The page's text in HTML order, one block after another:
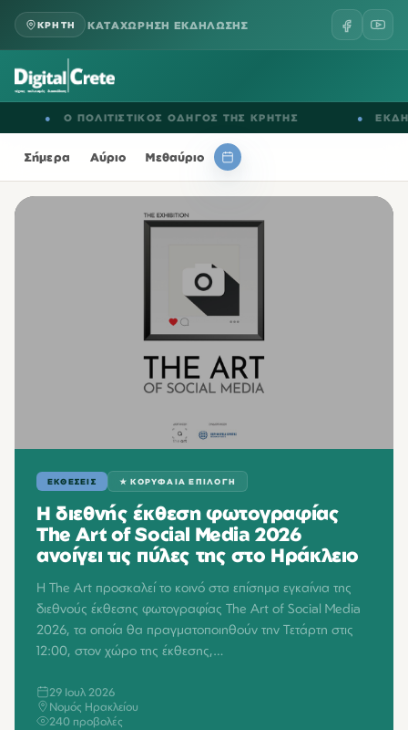
ΚΡΗΤΗ ΚΑΤΑΧΩΡΗΣΗ ΕΚΔΗΛΩΣΗΣ
ΟΔΗΓΟΣ ΤΗΣ ΚΡΗΤΗΣ ● ΕΚΔΗΛΩΣΕΙΣ ΣΕ
Σήμερα Αύριο Μεθαύριο
ΕΚΘΕΣΕΙΣ ★ ΚΟΡΥΦΑΙΑ ΕΠΙΛΟΓΗ
Η διεθνής έκθεση φωτογραφίας
The Art of Social Media 2026
ανοίγει τις πύλες της στο Ηράκλειο
Η The Art προσκαλεί το κοινό στα επίσημα εγκαίνια της
διεθνούς έκθεσης φωτογραφίας The Art of Social Media
2026, τα οποία θα πραγματοποιηθούν την Τετάρτη στις
12:00, στον χώρο της έκθεσης,…
29 Ιουλ 2026
Νομός Ηρακλείου
240 προβολές